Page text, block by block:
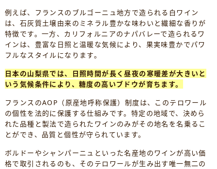
例えば、フランスのブルゴーニュ地方で造られる白ワイン
は、石灰質土壌由来のミネラル豊かな味わいと繊細な香りが
特徴です。一方、カリフォルニアのナパバレーで造られるワ
インは、豊富な日照と温暖な気候により、果実味豊かでパワ
フルなスタイルになります。
日本の山梨県では、日照時間が長く昼夜の寒暖差が大きいと
いう気候条件により、糖度の高いブドウが育ちます。
フランスのAOP（原産地呼称保護）制度は、このテロワール
の個性を法的に保護する仕組みです。特定の地域で、決めら
れた品種と製法で造られたワインのみがその地名を名乗るこ
とができ、品質と個性が守られています。
ボルドーやシャンパーニュといった名産地のワインが高い価
格で取引されるのも、そのテロワールが生み出す唯一無二の